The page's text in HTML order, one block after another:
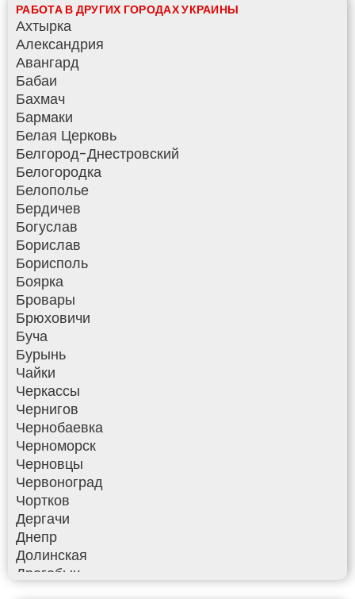
РАБОТА В ДРУГИХ ГОРОДАХ УКРАИНЫ
Ахтырка
Александрия
Авангард
Бабаи
Бахмач
Бармаки
Белая Церковь
Белгород-Днестровский
Белогородка
Белополье
Бердичев
Богуслав
Борислав
Борисполь
Боярка
Бровары
Брюховичи
Буча
Бурынь
Чайки
Черкассы
Чернигов
Чернобаевка
Черноморск
Черновцы
Червоноград
Чортков
Дергачи
Днепр
Долинская
Дрогобыч